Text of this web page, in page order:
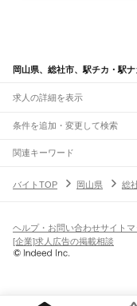
岡山県、総社市、駅チカ・駅
求人の詳細を表示
条件を追加・変更して検索
市区町村を追加・変更
岡山県すべて
倉敷市津山市玉野市笠岡
真庭市美作市浅口市
駅を追加・変更
三石駅 吉永駅和気駅 熊山駅
JR山陽本線(岡山～三原)
岡山駅 北長瀬駅
飲食・フードサービス
飲食・フードサービス
ホールスタッフ
特徴を追加・変更
人気
関連キーワード
岡山県 岡山市 駅チカ・駅
バイトTOP 岡山県 総
ヘルプ・お問い合わせサイトマ
[企業]求人広告の掲載相談